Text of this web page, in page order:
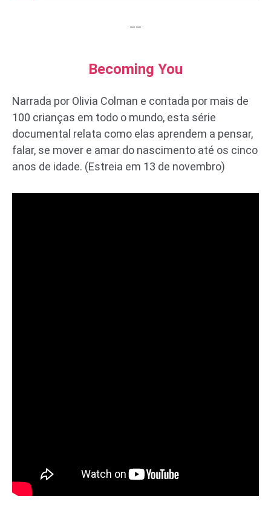
Becoming You
Narrada por Olivia Colman e contada por mais de
100 crianças em todo o mundo, esta série
documental relata como elas aprendem a pensar,
falar, se mover e amar do nascimento até os cinco
anos de idade. (Estreia em 13 de novembro)